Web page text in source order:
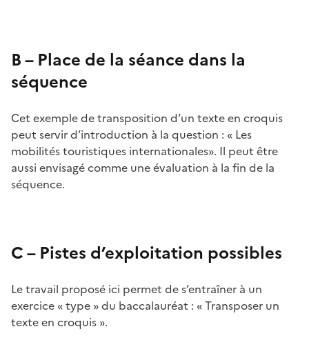
B – Place de la séance dans la
séquence
Cet exemple de transposition d’un texte en croquis
peut servir d’introduction à la question : « Les
mobilités touristiques internationales». Il peut être
aussi envisagé comme une évaluation à la fin de la
séquence.
C – Pistes d’exploitation possibles
Le travail proposé ici permet de s’entraîner à un
exercice « type » du baccalauréat : « Transposer un
texte en croquis ».